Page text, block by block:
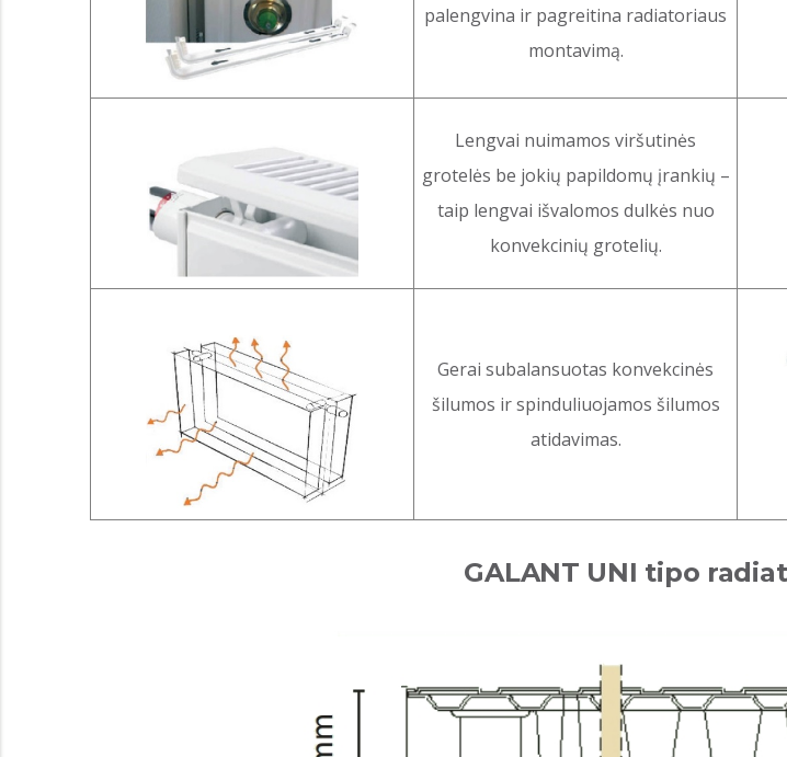
palengvina ir pagreitina radiatoriaus
montavimą.
Lengvai nuimamos viršutinės
grotelės be jokių papildomų įrankių –
taip lengvai išvalomos dulkės nuo
konvekcinių grotelių.
Gerai subalansuotas konvekcinės
šilumos ir spinduliuojamos šilumos
atidavimas.
GALANT UNI tipo